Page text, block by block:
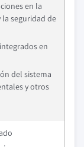
en la
la seguridad de
en
del sistema
y otros